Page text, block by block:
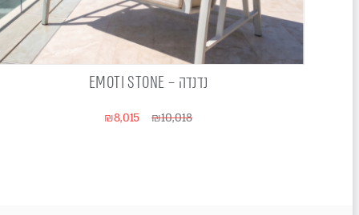
נדנדה – EMOTI STONE
₪10,018
₪8,015